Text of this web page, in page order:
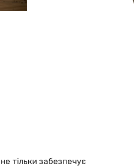
тільки забезпечує